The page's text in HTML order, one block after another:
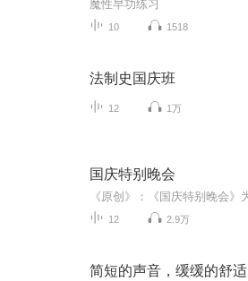
魔性早功练习
10 1518
法制史国庆班
12 1万
国庆特别晚会
12 2.9万
简短的声音，缓缓的舒适